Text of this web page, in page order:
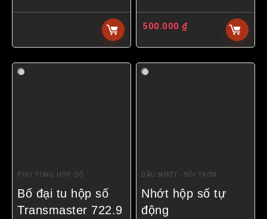
500.000 ₫
PHỤ TÙNG HỘP SỐ
Bố đại tu hộp số
Transmaster 722.9
DẦU NHỚT - BÔI TRƠN
Nhớt hộp số tự
động